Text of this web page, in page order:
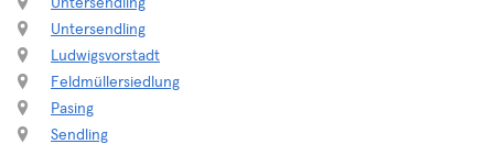
Untersendling
Untersendling
Ludwigsvorstadt
Feldmüllersiedlung
Pasing
Sendling